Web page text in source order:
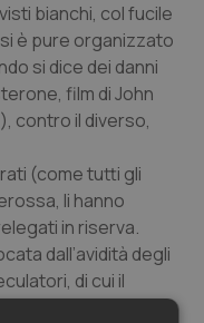
bianchi, col fucile
è pure organizzato
si dice dei danni
film di John
contro il diverso,
(come tutti gli
li hanno
in riserva.
dall’avidità degli
di cui il